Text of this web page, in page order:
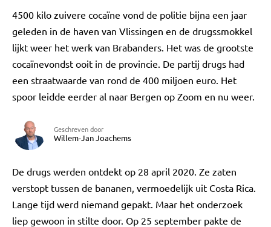
4500 kilo zuivere cocaïne vond de politie bijna een jaar
geleden in de haven van Vlissingen en de drugssmokkel
lijkt weer het werk van Brabanders. Het was de grootste
cocaïnevondst ooit in de provincie. De partij drugs had
een straatwaarde van rond de 400 miljoen euro. Het
spoor leidde eerder al naar Bergen op Zoom en nu weer.
Geschreven door
Willem-Jan Joachems
De drugs werden ontdekt op 28 april 2020. Ze zaten
verstopt tussen de bananen, vermoedelijk uit Costa Rica.
Lange tijd werd niemand gepakt. Maar het onderzoek
liep gewoon in stilte door. Op 25 september pakte de